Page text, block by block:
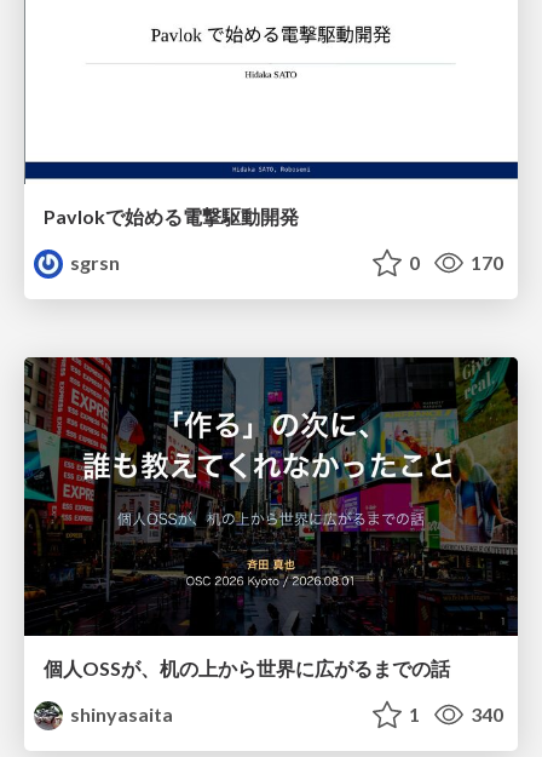
Pavlokで始める電撃駆動開発
sgrsn
0 170
個人OSSが、机の上から世界に広がるまでの話
shinyasaita
1 340